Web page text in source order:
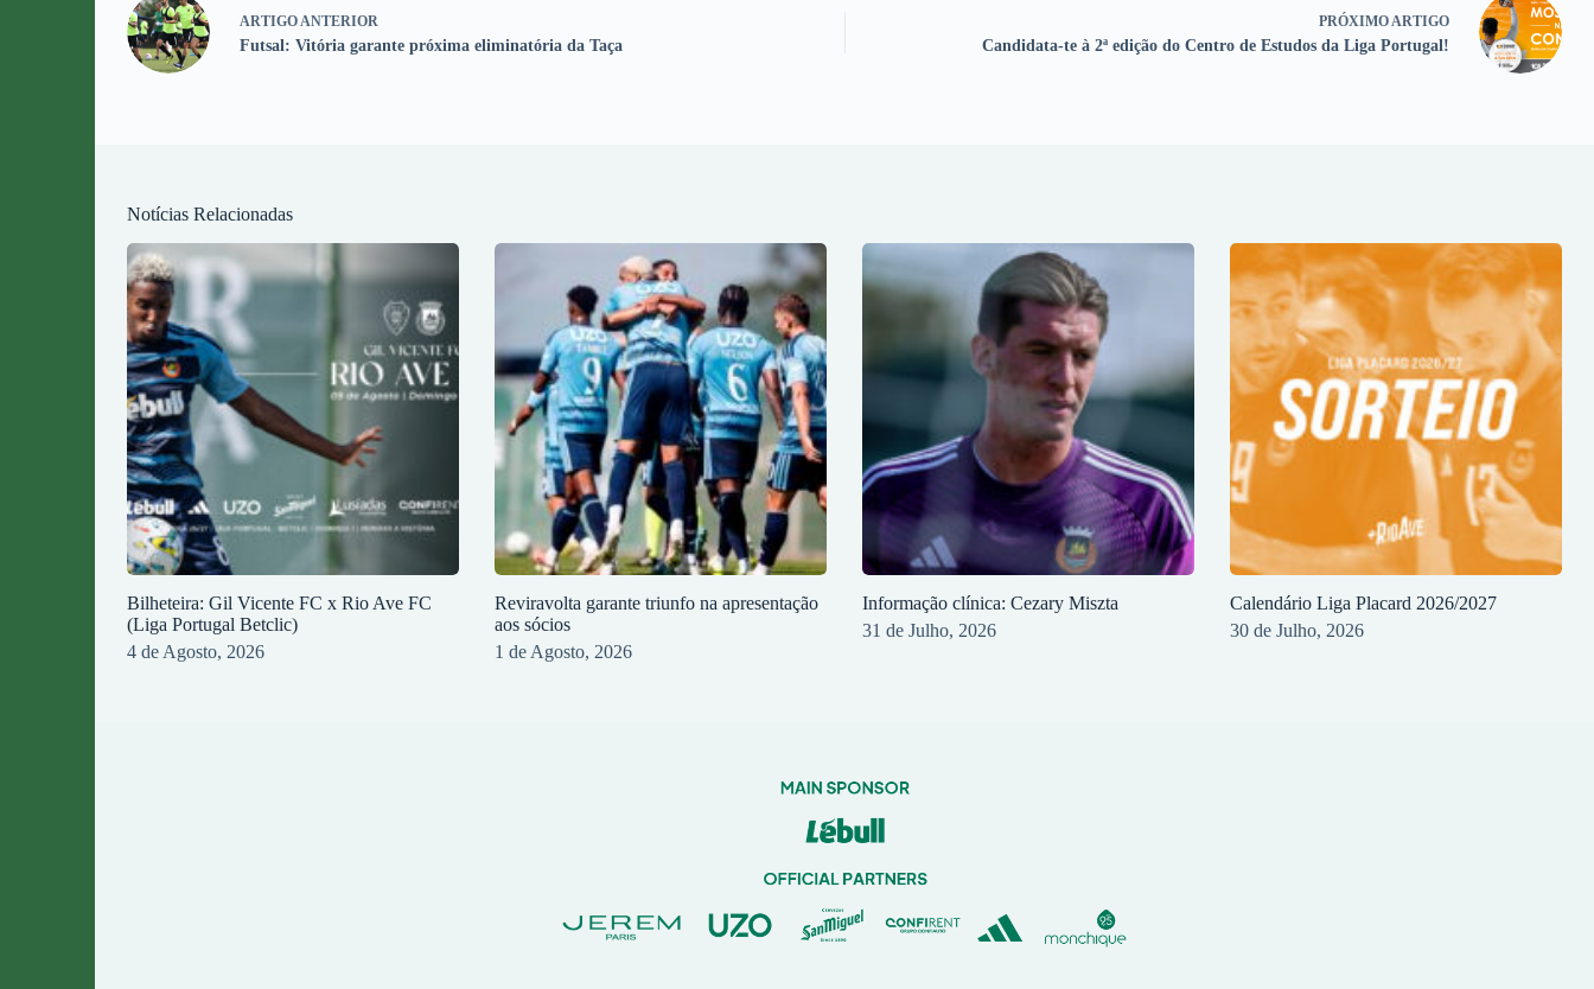
ARTIGO ANTERIOR
Futsal: Vitória garante próxima eliminatória da Taça
PRÓXIMO ARTIGO
Candidata-te à 2ª edição do Centro de Estudos da Liga Portugal!
Notícias Relacionadas
Bilheteira: Gil Vicente FC x Rio Ave FC
(Liga Portugal Betclic)
4 de Agosto, 2026
Reviravolta garante triunfo na apresentação
aos sócios
1 de Agosto, 2026
Informação clínica: Cezary Miszta
31 de Julho, 2026
Calendário Liga Placard 2026/2027
30 de Julho, 2026